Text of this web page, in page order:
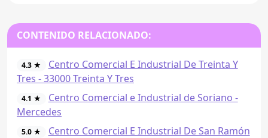
CONTENIDO RELACIONADO:
4.3 ★
Centro Comercial E Industrial De Treinta Y
Tres - 33000 Treinta Y Tres
4.1 ★
Centro Comercial e Industrial de Soriano -
Mercedes
5.0 ★
Centro Comercial E Industrial De San Ramón